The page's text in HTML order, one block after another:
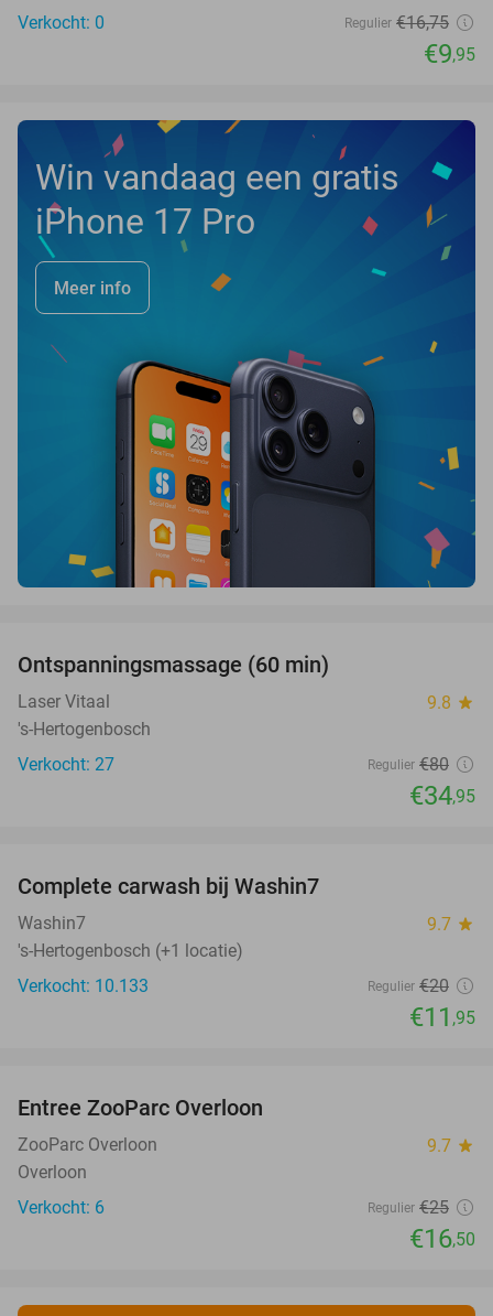
Verkocht: 0
Regulier €16,75
€9,95
Win vandaag een gratis
iPhone 17 Pro
Meer info
Ontspanningsmassage (60 min)
Laser Vitaal 9.8 star
's-Hertogenbosch
Verkocht: 27
Regulier €80
€34,95
Complete carwash bij Washin7
Washin7 9.7 star
's-Hertogenbosch (+1 locatie)
Verkocht: 10.133
Regulier €20
€11 ,95
TODAY
Entree ZooParc Overloon
ZooParc Overloon 9.7 star
Overloon
Verkocht: 6
Regulier €25
€16,50